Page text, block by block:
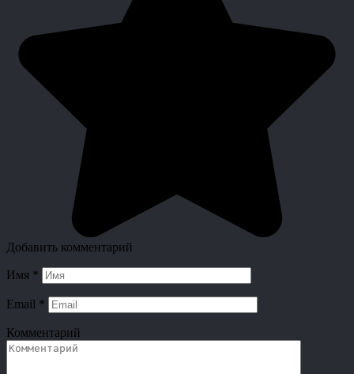
Добавить комментарий
Имя *
Email *
Комментарий